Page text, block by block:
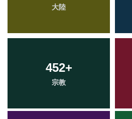
大陸
452+
宗教